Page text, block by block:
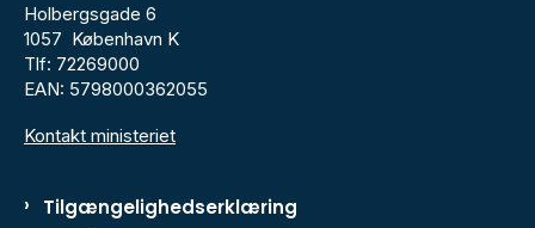
Holbergsgade 6
1057 København K
Tlf: 72269000
EAN: 5798000362055
Kontakt ministeriet
Tilgængelighedserklæring